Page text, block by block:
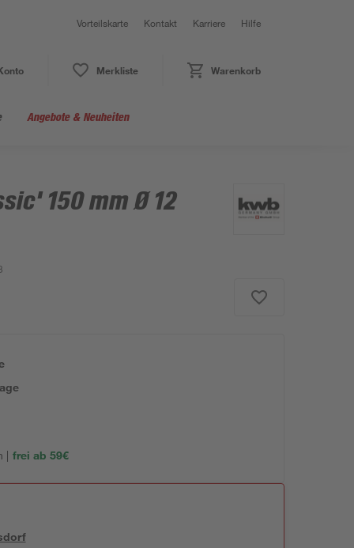
Vorteilskarte Kontakt Karriere Hilfe
Merkliste Warenkorb
Angebote & Neuheiten
150 mm Ø 12
| frei ab 59€